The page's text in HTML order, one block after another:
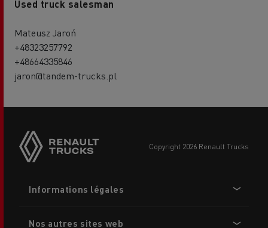
Used truck salesman
Mateusz Jaroń
+48323257792
+48664335846
jaron@tandem-trucks.pl
buttons
copyright 2026 Renault Trucks
menu
Informations légales
Nos autres sites web